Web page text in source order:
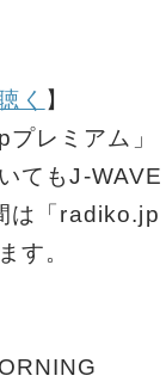
く 】
レミアム」
てもJ-WAVE
は「radiko.jp
す。